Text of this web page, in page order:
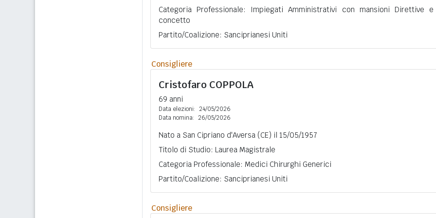
Categoria Professionale: Impiegati Amministrativi con mansioni Direttive
concetto
Partito/Coalizione: Sanciprianesi Uniti
Consigliere
Cristofaro COPPOLA
69 anni
Data elezioni: 24/05/2026
Data nomina: 26/05/2026
Nato a San Cipriano d'Aversa (CE) il 15/05/1957
Titolo di Studio: Laurea Magistrale
Categoria Professionale: Medici Chirurghi Generici
Partito/Coalizione: Sanciprianesi Uniti
Consigliere